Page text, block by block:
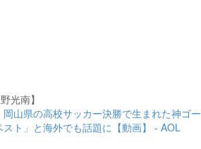
光南】
山県の高校サッカー決勝で生まれた神ゴー
ト」と海外でも話題に【動画】 - AOL